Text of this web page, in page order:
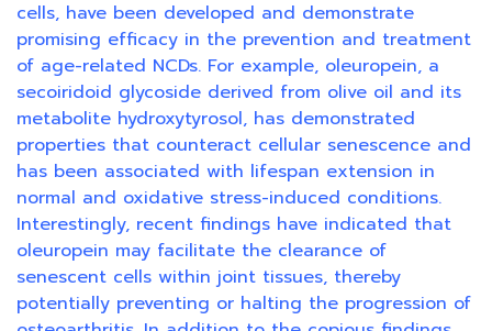
cells, have been developed and demonstrate
promising efficacy in the prevention and treatment
of age-related NCDs. For example, oleuropein, a
secoiridoid glycoside derived from olive oil and its
metabolite hydroxytyrosol, has demonstrated
properties that counteract cellular senescence and
has been associated with lifespan extension in
normal and oxidative stress-induced conditions.
Interestingly, recent findings have indicated that
oleuropein may facilitate the clearance of
senescent cells within joint tissues, thereby
potentially preventing or halting the progression of